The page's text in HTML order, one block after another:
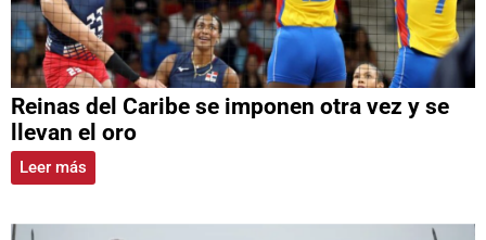
Reinas del Caribe se imponen otra vez y se
llevan el oro
Leer más